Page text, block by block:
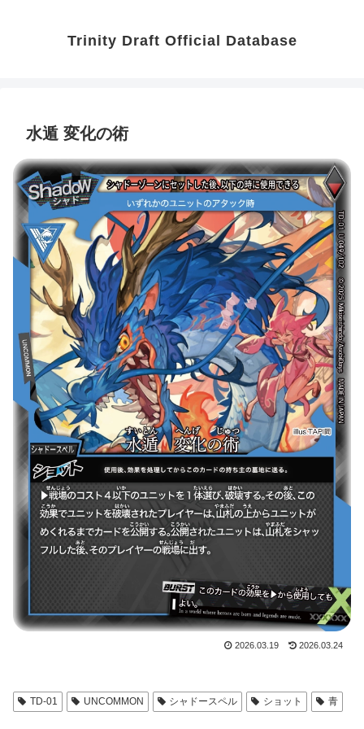
Trinity Draft Official Database
水遁 変化の術
2026.03.19 2026.03.24
TD-01 UNCOMMON シャドースペル ショット 青